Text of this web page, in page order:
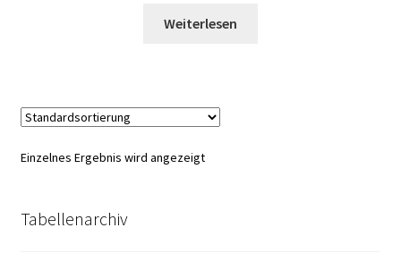
Weiterlesen
Einzelnes Ergebnis wird angezeigt
Tabellenarchiv